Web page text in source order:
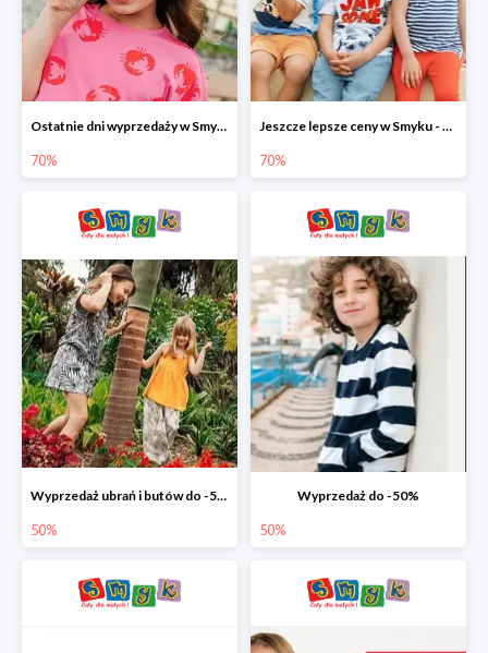
Ostatnie dni wyprzedaży w Smyku - ubrania i buty do -70%
70%
Jeszcze lepsze ceny w Smyku - ubrania i buty do -70%
70%
Wyprzedaż ubrań i butów do -50%
50%
Wyprzedaż do -50%
50%